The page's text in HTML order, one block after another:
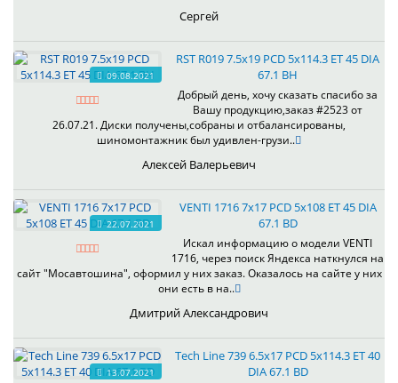
Сергей
09.08.2021
RST R019 7.5x19 PCD 5x114.3 ET 45 DIA
67.1 BH
Добрый день, хочу сказать спасибо за
Вашу продукцию,заказ #2523 от
26.07.21. Диски получены,собраны и отбалансированы,
шиномонтажник был удивлен-грузи..
Алексей Валерьевич
22.07.2021
VENTI 1716 7x17 PCD 5x108 ET 45 DIA
67.1 BD
Искал информацию о модели VENTI
1716, через поиск Яндекса наткнулся на
сайт "Мосавтошина", оформил у них заказ. Оказалось на сайте у них
они есть в на..
Дмитрий Александрович
13.07.2021
Tech Line 739 6.5x17 PCD 5x114.3 ET 40
DIA 67.1 BD